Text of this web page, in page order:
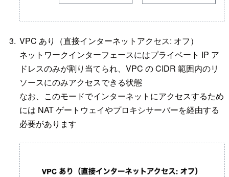
VPC あり（直接インターネットアクセス: オフ）
ネットワークインターフェースにはプライベート IP ア
ドレスのみが割り当てられ、VPC の CIDR 範囲内のリ
ソースにのみアクセスできる状態
なお、このモードでインターネットにアクセスするため
には NAT ゲートウェイやプロキシサーバーを経由する
必要があります